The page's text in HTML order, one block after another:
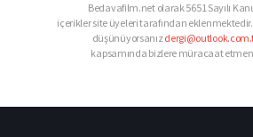
Bedavafilm.net olarak 5651 Sayılı
içerikler site üyeleri tarafından
düşünüyorsanız
kapsamında bizlere müracaat